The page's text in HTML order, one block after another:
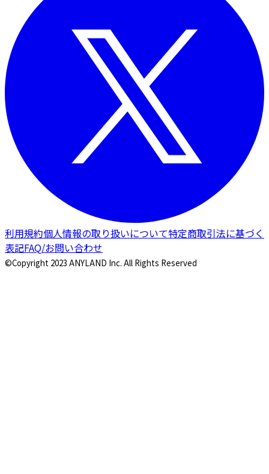
利用規約個人情報の取り扱いについて特定商取引法に基づく
表記FAQ/お問い合わせ
©Copyright 2023 ANYLAND Inc. All Rights Reserved